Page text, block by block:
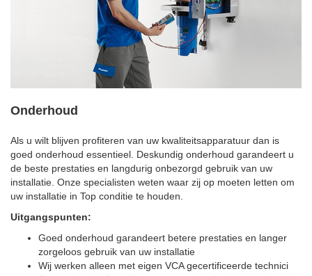
Onderhoud
Als u wilt blijven profiteren van uw kwaliteitsapparatuur dan is
goed onderhoud essentieel. Deskundig onderhoud garandeert u
de beste prestaties en langdurig onbezorgd gebruik van uw
installatie. Onze specialisten weten waar zij op moeten letten om
uw installatie in Top conditie te houden.
Uitgangspunten:
Goed onderhoud garandeert betere prestaties en langer
zorgeloos gebruik van uw installatie
Wij werken alleen met eigen VCA gecertificeerde technici